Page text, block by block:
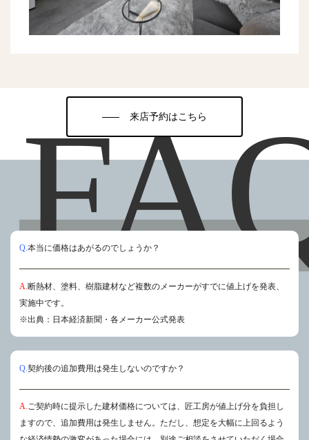
来店予約はこちら
Q.本当に価格はあがるのでしょうか？
A.断熱材、塗料、樹脂建材など複数のメーカーがすでに値上げを発表、
実施中です。
※出典：⽇本経済新聞・各メーカー公式発表
Q.契約後の追加費⽤は発⽣しないのですか？
A.ご契約時に提⽰した建材価格については、匠⼯房が値上げ分を負担し
ますので、追加費⽤は発⽣しません。ただし、想定を大幅に上回るよう